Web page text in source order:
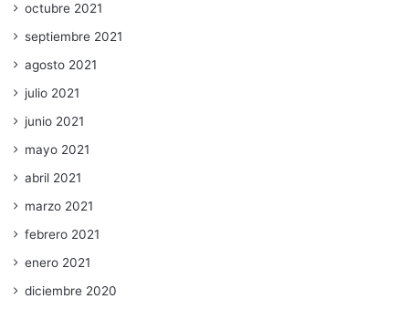
octubre 2021
septiembre 2021
agosto 2021
julio 2021
junio 2021
mayo 2021
abril 2021
marzo 2021
febrero 2021
enero 2021
diciembre 2020